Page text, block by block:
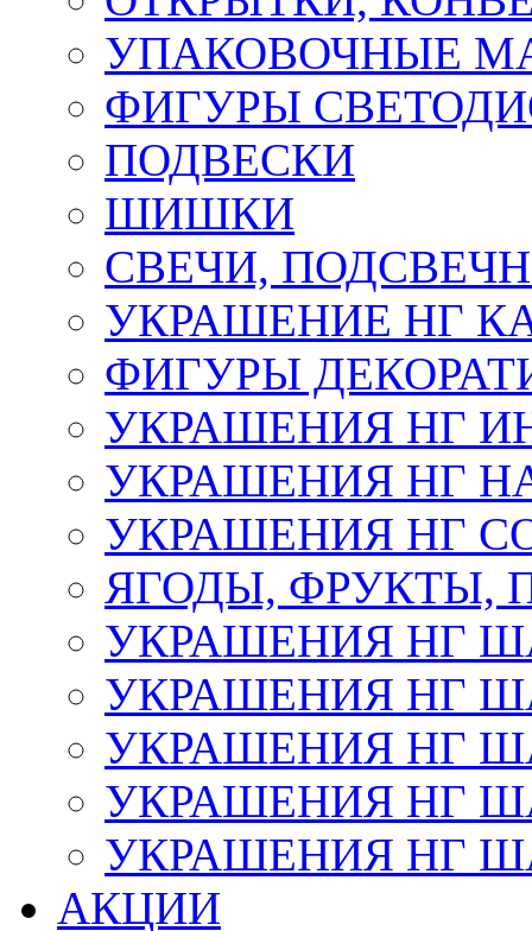
УПАКОВОЧНЫЕ
ФИГУРЫ
ПОДВЕСКИ
ШИШКИ
СВЕЧИ,
УКРАШЕНИЕ НГ
ФИГУРЫ
УКРАШЕНИЯ НГ
УКРАШЕНИЯ НГ
УКРАШЕНИЯ НГ
ЯГОДЫ, ФРУКТЫ,
УКРАШЕНИЯ НГ
УКРАШЕНИЯ НГ
УКРАШЕНИЯ НГ
УКРАШЕНИЯ НГ
УКРАШЕНИЯ НГ
АКЦИИ